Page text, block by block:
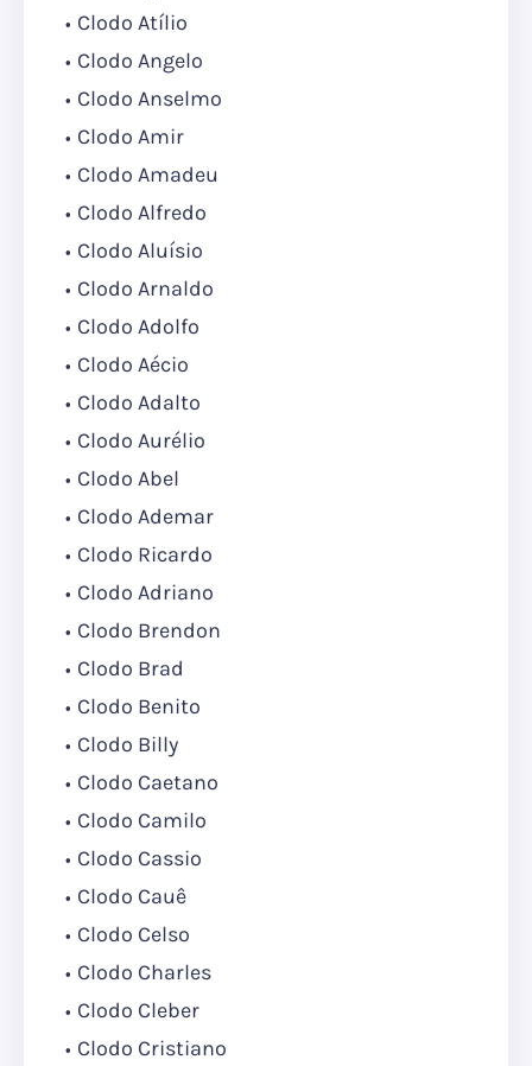
Clodo Atílio
Clodo Angelo
Clodo Anselmo
Clodo Amir
Clodo Amadeu
Clodo Alfredo
Clodo Aluísio
Clodo Arnaldo
Clodo Adolfo
Clodo Aécio
Clodo Adalto
Clodo Aurélio
Clodo Abel
Clodo Ademar
Clodo Ricardo
Clodo Adriano
Clodo Brendon
Clodo Brad
Clodo Benito
Clodo Billy
Clodo Caetano
Clodo Camilo
Clodo Cassio
Clodo Cauê
Clodo Celso
Clodo Charles
Clodo Cleber
Clodo Cristiano